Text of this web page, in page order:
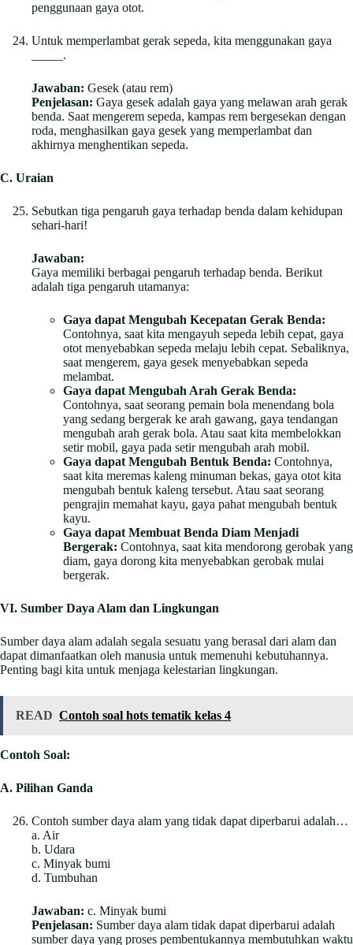
penggunaan gaya otot.
Untuk memperlambat gerak sepeda, kita menggunakan gaya
_____.
Jawaban: Gesek (atau rem)
Penjelasan: Gaya gesek adalah gaya yang melawan arah gerak
benda. Saat mengerem sepeda, kampas rem bergesekan dengan
roda, menghasilkan gaya gesek yang memperlambat dan
akhirnya menghentikan sepeda.
C. Uraian
Sebutkan tiga pengaruh gaya terhadap benda dalam kehidupan
sehari-hari!
Jawaban:
Gaya memiliki berbagai pengaruh terhadap benda. Berikut
adalah tiga pengaruh utamanya:
Gaya dapat Mengubah Kecepatan Gerak Benda:
Contohnya, saat kita mengayuh sepeda lebih cepat, gaya
otot menyebabkan sepeda melaju lebih cepat. Sebaliknya,
saat mengerem, gaya gesek menyebabkan sepeda
melambat.
Gaya dapat Mengubah Arah Gerak Benda:
Contohnya, saat seorang pemain bola menendang bola
yang sedang bergerak ke arah gawang, gaya tendangan
mengubah arah gerak bola. Atau saat kita membelokkan
setir mobil, gaya pada setir mengubah arah mobil.
Gaya dapat Mengubah Bentuk Benda: Contohnya,
saat kita meremas kaleng minuman bekas, gaya otot kita
mengubah bentuk kaleng tersebut. Atau saat seorang
pengrajin memahat kayu, gaya pahat mengubah bentuk
kayu.
Gaya dapat Membuat Benda Diam Menjadi
Bergerak: Contohnya, saat kita mendorong gerobak yang
diam, gaya dorong kita menyebabkan gerobak mulai
bergerak.
VI. Sumber Daya Alam dan Lingkungan
Sumber daya alam adalah segala sesuatu yang berasal dari alam dan
dapat dimanfaatkan oleh manusia untuk memenuhi kebutuhannya.
Penting bagi kita untuk menjaga kelestarian lingkungan.
READ Contoh soal hots tematik kelas 4
Contoh Soal:
A. Pilihan Ganda
Contoh sumber daya alam yang tidak dapat diperbarui adalah…
a. Air
b. Udara
c. Minyak bumi
d. Tumbuhan
Jawaban: c. Minyak bumi
Penjelasan: Sumber daya alam tidak dapat diperbarui adalah
sumber daya yang proses pembentukannya membutuhkan waktu